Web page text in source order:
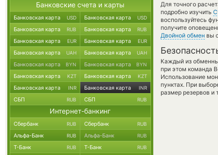
Для точного
подробно изучить
воспользуйтесь
получите
Двойной обмен вы
Каждый из
при этом команда
Использование
пунктах. При
размер резервов и
Банковские счета и карты
Банковская карта USD Банковская карта USD
Банковская карта RUB Банковская карта RUB
Банковская карта EUR Банковская карта EUR
Банковская карта UAH Банковская карта UAH
Банковская карта BYN Банковская карта BYN
Банковская карта KZT Банковская карта KZT
Банковская карта INR Банковская карта INR
СБП RUB СБП RUB
Интернет-банкинг
Сбербанк RUB Сбербанк RUB
Альфа-Банк RUB Альфа-Банк RUB
Т-Банк RUB Т-Банк RUB